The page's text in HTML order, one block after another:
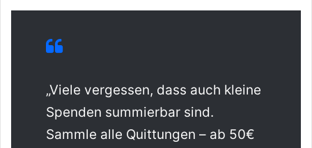
„Viele vergessen, dass auch kleine
Spenden summierbar sind.
Sammle alle Quittungen – ab 50€